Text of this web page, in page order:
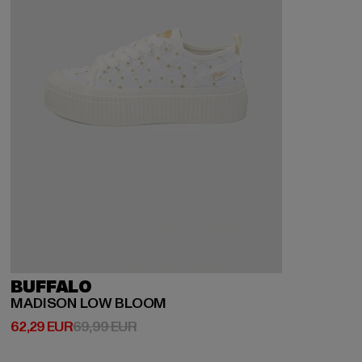
BUFFALO
MADISON LOW BLOOM
62,29 EUR
Derzeitiger Preis: 62,29 EUR
69,99 EURAktionspreis: 69,99 EUR